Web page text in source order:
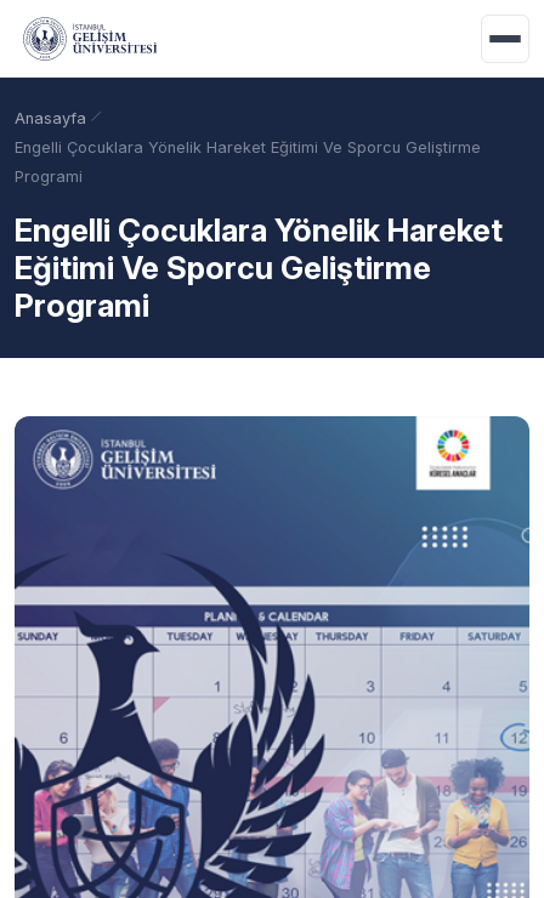
Ana içeriğe geç
Akademik Takvim Burslar Taban Puanlar
Anasayfa
Engelli Çocuklara Yönelik Hareket Eğitimi Ve Sporcu Geliştirme
Programi
Engelli Çocuklara Yönelik Hareket
Eğitimi Ve Sporcu Geliştirme
Programi